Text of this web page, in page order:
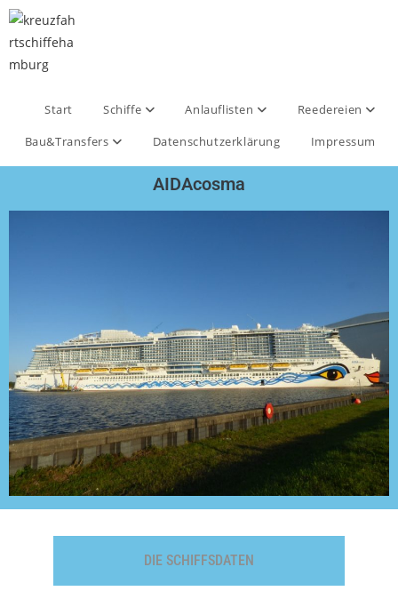
Start Schiffe Anlauflisten
Reedereien
Bau&Transfers
Datenschutzerklärung Impressum
AIDAcosma
DIE SCHIFFSDATEN